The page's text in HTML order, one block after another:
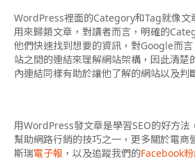
WordPress裡面的Category和Tag就像文
用來歸類文章，對讀者而言，明確的
他們快速找到想要的資訊，對Google而
站之間的連結來理解網站架構，因此清
內連結同樣有助於讓他了解的網站以及判
用WordPress發文章是學習SEO的好方法
幫助網路行銷的技巧之一，更多關於電商
斯瑞電子報 ，以及追蹤我們的Facebook